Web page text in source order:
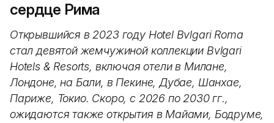
сердце Рима
Открывшийся в 2023 году Hotel Bvlgari Roma
стал девятой жемчужиной коллекции Bvlgari
Hotels & Resorts, включая отели в Милане,
Лондоне, на Бали, в Пекине, Дубае, Шанхае,
Париже, Токио. Скоро, с 2026 по 2030 гг.,
ожидаются также открытия в Майами, Бодруме,